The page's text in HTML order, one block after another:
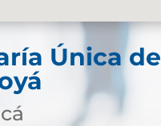
Única de